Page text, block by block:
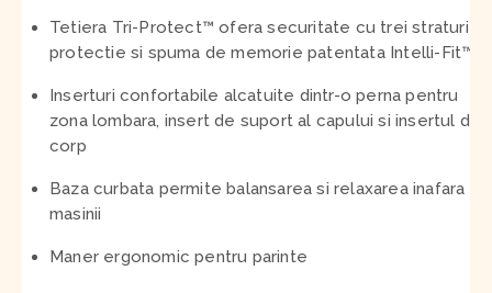
Tetiera Tri-Protect™ ofera securitate cu trei straturi
protectie si spuma de memorie patentata Intelli-Fit™
Inserturi confortabile alcatuite dintr-o perna pentru
zona lombara, insert de suport al capului si insertul de
corp
Baza curbata permite balansarea si relaxarea inafara
masinii
Maner ergonomic pentru parinte